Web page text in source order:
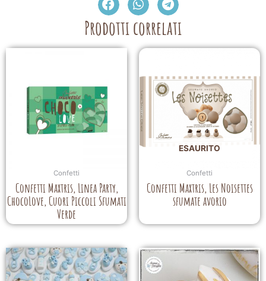
Prodotti correlati
Confetti
Confetti Maxtris, Linea Party,
ChocoLove, Cuori Piccoli Sfumati
Verde
ESAURITO
Confetti
Confetti Maxtris, Les Noisettes
sfumate avorio